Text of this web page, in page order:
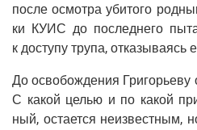
после осмот­ра уби­то­го
ки КУИС до послед­не­го
к досту­пу тру­па, отка­зы­ва­ясь
До осво­бож­де­ния Гри­го­рье­ву
С какой целью и по какой
ный, оста­ет­ся неиз­вест­ным,